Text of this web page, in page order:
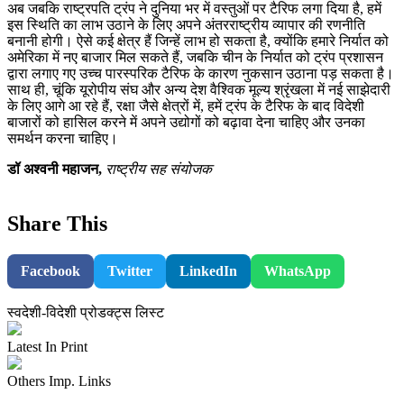
अब जबकि राष्ट्रपति ट्रंप ने दुनिया भर में वस्तुओं पर टैरिफ लगा दिया है, हमें
इस स्थिति का लाभ उठाने के लिए अपने अंतरराष्ट्रीय व्यापार की रणनीति
बनानी होगी। ऐसे कई क्षेत्र हैं जिन्हें लाभ हो सकता है, क्योंकि हमारे निर्यात को
अमेरिका में नए बाजार मिल सकते हैं, जबकि चीन के निर्यात को ट्रंप प्रशासन
द्वारा लगाए गए उच्च पारस्परिक टैरिफ के कारण नुकसान उठाना पड़ सकता है।
साथ ही, चूंकि यूरोपीय संघ और अन्य देश वैश्विक मूल्य श्रृंखला में नई साझेदारी
के लिए आगे आ रहे हैं, रक्षा जैसे क्षेत्रों में, हमें ट्रंप के टैरिफ के बाद विदेशी
बाजारों को हासिल करने में अपने उद्योगों को बढ़ावा देना चाहिए और उनका
समर्थन करना चाहिए।
डॉ अश्वनी महाजन, राष्ट्रीय सह संयोजक
Share This
Facebook Twitter LinkedIn WhatsApp
स्वदेशी-विदेशी प्रोडक्ट्स लिस्ट
Latest In Print
Others Imp. Links